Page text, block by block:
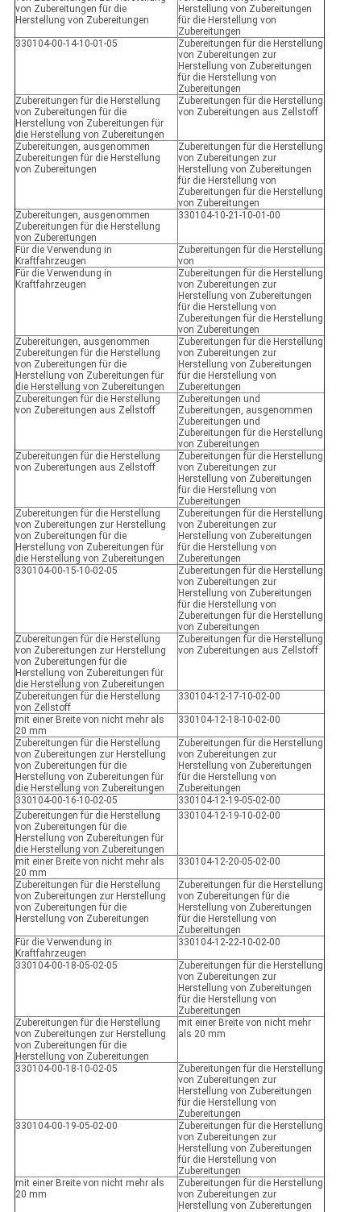
von Zubereitungen für die
Herstellung von Zubereitungen
Herstellung von Zubereitungen
für die Herstellung von
Zubereitungen
330104-00-14-10-01-05
Zubereitungen für die Herstellung
von Zubereitungen zur
Herstellung von Zubereitungen
für die Herstellung von
Zubereitungen
Zubereitungen für die Herstellung
von Zubereitungen für die
Herstellung von Zubereitungen für
die Herstellung von Zubereitungen
Zubereitungen für die Herstellung
von Zubereitungen aus Zellstoff
Zubereitungen, ausgenommen
Zubereitungen für die Herstellung
von Zubereitungen
Zubereitungen für die Herstellung
von Zubereitungen zur
Herstellung von Zubereitungen
für die Herstellung von
Zubereitungen für die Herstellung
von Zubereitungen
Zubereitungen, ausgenommen
Zubereitungen für die Herstellung
von Zubereitungen
330104-10-21-10-01-00
Für die Verwendung in
Kraftfahrzeugen
Zubereitungen für die Herstellung
von
Für die Verwendung in
Kraftfahrzeugen
Zubereitungen für die Herstellung
von Zubereitungen zur
Herstellung von Zubereitungen
für die Herstellung von
Zubereitungen für die Herstellung
von Zubereitungen
Zubereitungen, ausgenommen
Zubereitungen für die Herstellung
von Zubereitungen für die
Herstellung von Zubereitungen für
die Herstellung von Zubereitungen
Zubereitungen für die Herstellung
von Zubereitungen zur
Herstellung von Zubereitungen
für die Herstellung von
Zubereitungen
Zubereitungen für die Herstellung
von Zubereitungen aus Zellstoff
Zubereitungen und
Zubereitungen, ausgenommen
Zubereitungen und
Zubereitungen für die Herstellung
von Zubereitungen
Zubereitungen für die Herstellung
von Zubereitungen aus Zellstoff
Zubereitungen für die Herstellung
von Zubereitungen zur
Herstellung von Zubereitungen
für die Herstellung von
Zubereitungen
Zubereitungen für die Herstellung
von Zubereitungen zur Herstellung
von Zubereitungen für die
Herstellung von Zubereitungen für
die Herstellung von Zubereitungen
Zubereitungen für die Herstellung
von Zubereitungen zur
Herstellung von Zubereitungen
für die Herstellung von
Zubereitungen
330104-00-15-10-02-05
Zubereitungen für die Herstellung
von Zubereitungen zur
Herstellung von Zubereitungen
für die Herstellung von
Zubereitungen für die Herstellung
von Zubereitungen
Zubereitungen für die Herstellung
von Zubereitungen zur Herstellung
von Zubereitungen für die
Herstellung von Zubereitungen für
die Herstellung von Zubereitungen
Zubereitungen für die Herstellung
von Zubereitungen aus Zellstoff
Zubereitungen für die Herstellung
von Zellstoff
330104-12-17-10-02-00
mit einer Breite von nicht mehr als
20 mm
330104-12-18-10-02-00
Zubereitungen für die Herstellung
von Zubereitungen zur Herstellung
von Zubereitungen für die
Herstellung von Zubereitungen für
die Herstellung von Zubereitungen
Zubereitungen für die Herstellung
von Zubereitungen zur
Herstellung von Zubereitungen
für die Herstellung von
Zubereitungen
330104-00-16-10-02-05
330104-12-19-05-02-00
Zubereitungen für die Herstellung
von Zubereitungen für die
Herstellung von Zubereitungen für
die Herstellung von Zubereitungen
330104-12-19-10-02-00
mit einer Breite von nicht mehr als
20 mm
330104-12-20-05-02-00
Zubereitungen für die Herstellung
von Zubereitungen zur Herstellung
von Zubereitungen für die
Herstellung von Zubereitungen
Zubereitungen für die Herstellung
von Zubereitungen für die
Herstellung von Zubereitungen
für die Herstellung von
Zubereitungen
Für die Verwendung in
Kraftfahrzeugen
330104-12-22-10-02-00
330104-00-18-05-02-05
Zubereitungen für die Herstellung
von Zubereitungen zur
Herstellung von Zubereitungen
für die Herstellung von
Zubereitungen
Zubereitungen für die Herstellung
von Zubereitungen zur Herstellung
von Zubereitungen für die
Herstellung von Zubereitungen
mit einer Breite von nicht mehr
als 20 mm
330104-00-18-10-02-05
Zubereitungen für die Herstellung
von Zubereitungen zur
Herstellung von Zubereitungen
für die Herstellung von
Zubereitungen
330104-00-19-05-02-00
Zubereitungen für die Herstellung
von Zubereitungen zur
Herstellung von Zubereitungen
für die Herstellung von
Zubereitungen
mit einer Breite von nicht mehr als
20 mm
Zubereitungen für die Herstellung
von Zubereitungen zur
Herstellung von Zubereitungen